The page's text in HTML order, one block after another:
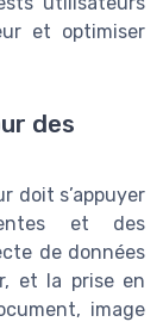
et optimiser
des
doit s’appuyer
et des
de données
et la prise en
image